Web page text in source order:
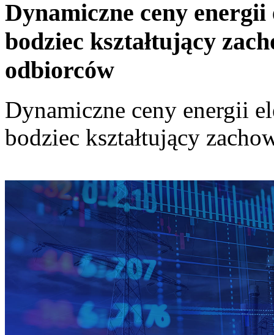
Dynamiczne ceny
bodziec kształtujący
odbiorców
Dynamiczne ceny energii
bodziec kształtujący